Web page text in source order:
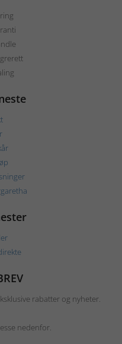
rabatter og nyheter.
nedenfor.